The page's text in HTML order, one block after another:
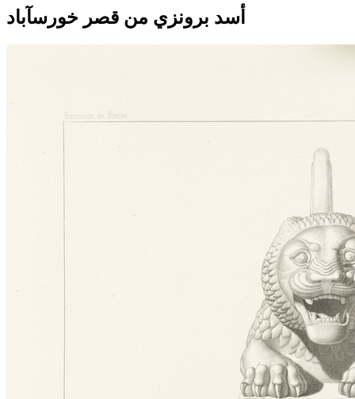
أسد برونزي من قصر خورسآباد